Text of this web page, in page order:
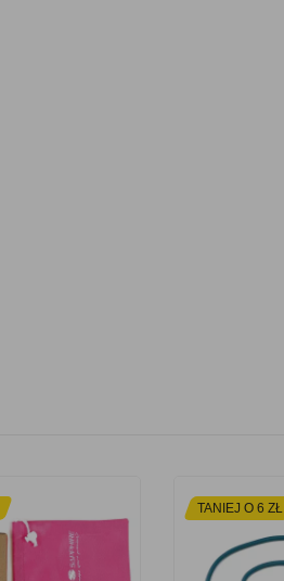
TANIEJ O 6 ZŁ